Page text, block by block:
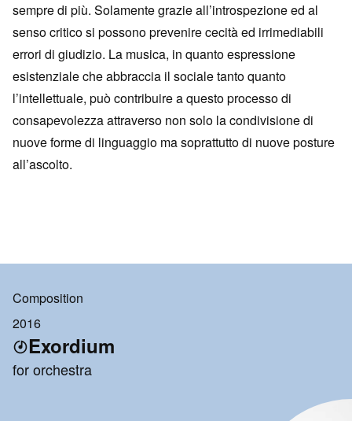
sempre di più. Solamente grazie all’introspezione ed al
senso critico si possono prevenire cecità ed irrimediabili
errori di giudizio. La musica, in quanto espressione
esistenziale che abbraccia il sociale tanto quanto
l’intellettuale, può contribuire a questo processo di
consapevolezza attraverso non solo la condivisione di
nuove forme di linguaggio ma soprattutto di nuove posture
all’ascolto.
Composition
2016
Exordium
for orchestra